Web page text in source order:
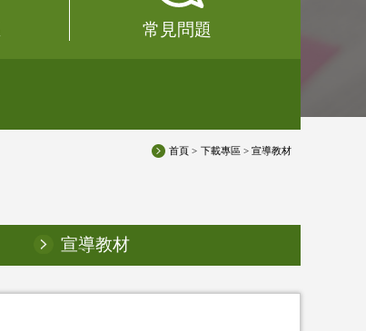
常見問題
首頁 > 下載專區 > 宣導教材
宣導教材